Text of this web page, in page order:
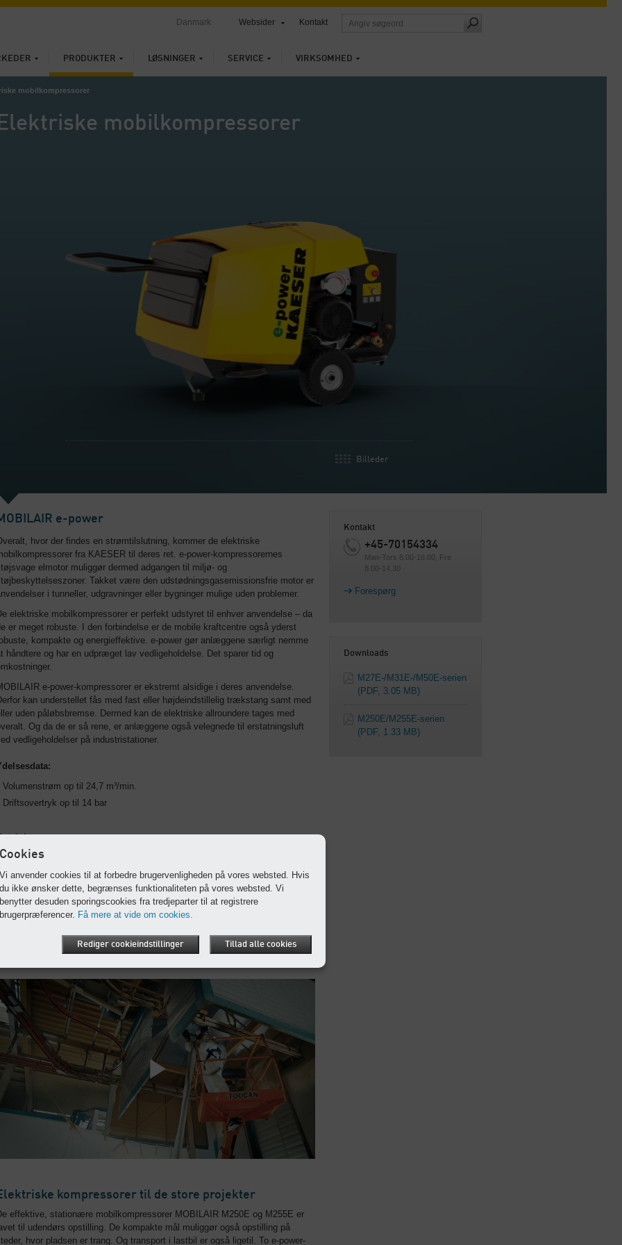
PRODUKTER LØSNINGER SERVICE VIRKSOMHED
Danmark Websider Kontakt
mobilkompressorer
mobilkompressorer
Billeder
e-power
hvor der findes en strømtilslutning, kommer de elektriske
fra KAESER til deres ret. e-power-kompressorernes
elmotor muliggør dermed adgangen til miljø- og
Takket være den udstødningsgasemissionsfrie motor er
i tunneller, udgravninger eller bygninger mulige uden problemer.
elektriske mobilkompressorer er perfekt udstyret til enhver anvendelse – da
er meget robuste. I den forbindelse er de mobile kraftcentre også yderst
kompakte og energieffektive. e-power gør anlæggene særligt nemme
håndtere og har en udpræget lav vedligeholdelse. Det sparer tid og
e-power-kompressorer er ekstremt alsidige i deres anvendelse.
kan understellet fås med fast eller højdeindstillelig trækstang samt med
uden påløbsbremse. Dermed kan de elektriske allroundere tages med
Og da de er så rene, er anlæggene også velegnede til erstatningsluft
vedligeholdelser på industristationer.
Volumenstrøm op til 24,7 m³/min.
Driftsovertryk op til 14 bar
Udstødningsgasfri og støjsvag
Anvendelse i miljøzoner og bygninger
Reducerer driftsomkostninger og vedligeholdelsesomkostninger
kompressorer til de store projekter
effektive, stationære mobilkompressorer MOBILAIR M250E og M255E er
til udendørs opstilling. De kompakte mål muliggør også opstilling på
hvor pladsen er trang. Og transport i lastbil er også ligetil. To e-power-
Kontakt
+45-70154334
Man-Tors 8.00-16.00, Fre
8.00-14.30
Forespørg
Downloads
M27E-/M31E-/M50E-serien
(PDF, 3.05 MB)
M250E/M255E-serien
(PDF, 1.33 MB)
Cookies
Vi anvender cookies til at forbedre brugervenligheden på vores websted. Hvis
du ikke ønsker dette, begrænses funktionaliteten på vores websted. Vi
benytter desuden sporingscookies fra tredjeparter til at registrere
brugerpræferencer. Få mere at vide om cookies.
Rediger cookieindstillinger Tillad alle cookies